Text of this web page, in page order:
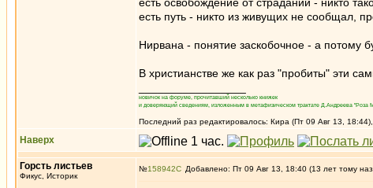
есть путь - никто из живущих не сообщал,
Нирвана - понятие заскобочное - а потому
В христианстве же как раз "пробиты" эти
новичок на форуме, прочитавший несколько книжек
и доверяющий сведениям, изложенным в метафизическом трактате Д.Андреева "Роза
Последний раз редактировалось: Кира (Пт 09 Авг 13,
Наверх
Горсть листьев
Фикус, Историк
№158942 Добавлено: Пт 09 Авг 13, 18:40 (13 лет тому